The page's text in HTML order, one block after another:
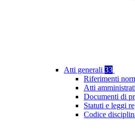
Atti generali 33
Riferimenti
Atti
Documenti di
Statuti e leggi
Codice